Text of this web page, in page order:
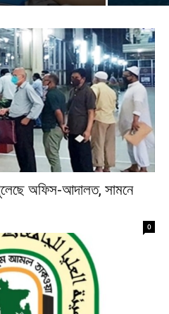
অফিস-আদালত, সামনে
0